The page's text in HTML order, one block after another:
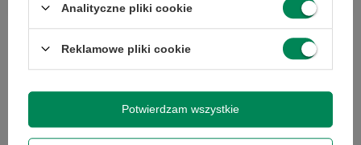
Analityczne pliki cookie
Reklamowe pliki cookie
Potwierdzam wszystkie